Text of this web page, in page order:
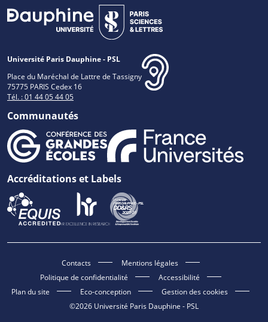
Université Paris Dauphine - PSL
Place du Maréchal de Lattre de Tassigny
75775 PARIS Cedex 16
Tél. : 01 44 05 44 05
Communautés
Accréditations et Labels
Contacts
Mentions légales
Politique de confidentialité
Accessibilité
Plan du site
Eco-conception
Gestion des cookies
©2026 Université Paris Dauphine - PSL